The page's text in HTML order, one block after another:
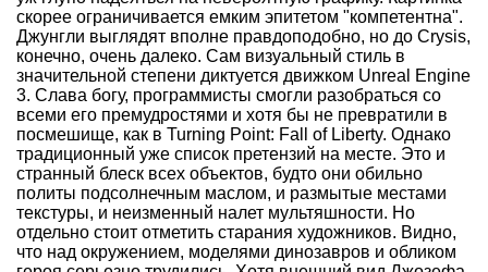
скорее ограничивается емким эпитетом "компетентна".
Джунгли выглядят вполне правдоподобно, но до Crysis,
конечно, очень далеко. Сам визуальный стиль в
значительной степени диктуется движком Unreal Engine
3. Слава богу, программисты смогли разобраться со
всеми его премудростями и хотя бы не превратили в
посмешище, как в Turning Point: Fall of Liberty. Однако
традиционный уже список претензий на месте. Это и
странный блеск всех объектов, будто они обильно
политы подсолнечным маслом, и размытые местами
текстуры, и неизменный налет мультяшности. Но
отдельно стоит отметить старания художников. Видно,
что над окружением, моделями динозавров и обликом